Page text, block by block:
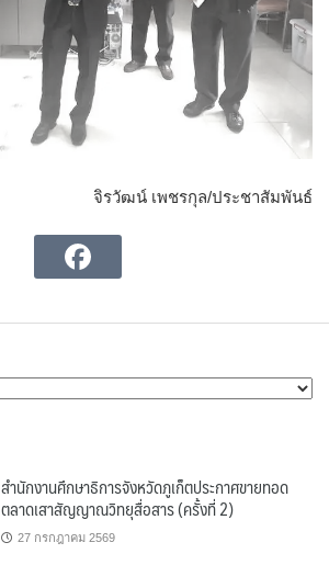
จิรวัฒน์ เพชรกุล/ประชาสัมพันธ์
สำนักงานศึกษาธิการจังหวัดภูเก็ตประกาศขายทอด
ตลาดเสาสัญญาณวิทยุสื่อสาร (ครั้งที่ 2)
27 กรกฎาคม 2569